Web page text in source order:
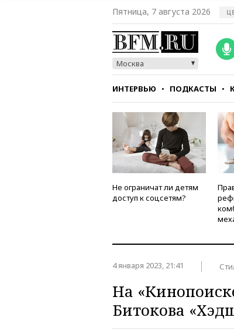
Пятница, 7 августа 2026
Москва
ИНТЕРВЬЮ ПОДКАСТЫ
СТИЛЬ ТЕСТЫ
Не ограничат ли детям
доступ к соцсетям?
4 января 2023, 21:41
На
Битокова